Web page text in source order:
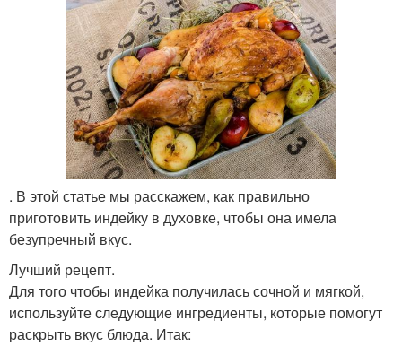
. В этой статье мы расскажем, как правильно
приготовить индейку в духовке, чтобы она имела
безупречный вкус.
Лучший рецепт.
Для того чтобы индейка получилась сочной и мягкой,
используйте следующие ингредиенты, которые помогут
раскрыть вкус блюда. Итак: